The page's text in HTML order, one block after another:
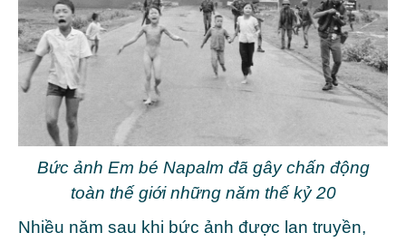
Bức ảnh Em bé Napalm đã gây chấn động
toàn thế giới những năm thế kỷ 20
Nhiều năm sau khi bức ảnh được lan truyền,